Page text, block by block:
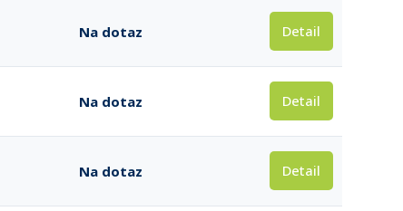
Na dotaz Detail
Na dotaz Detail
Na dotaz Detail